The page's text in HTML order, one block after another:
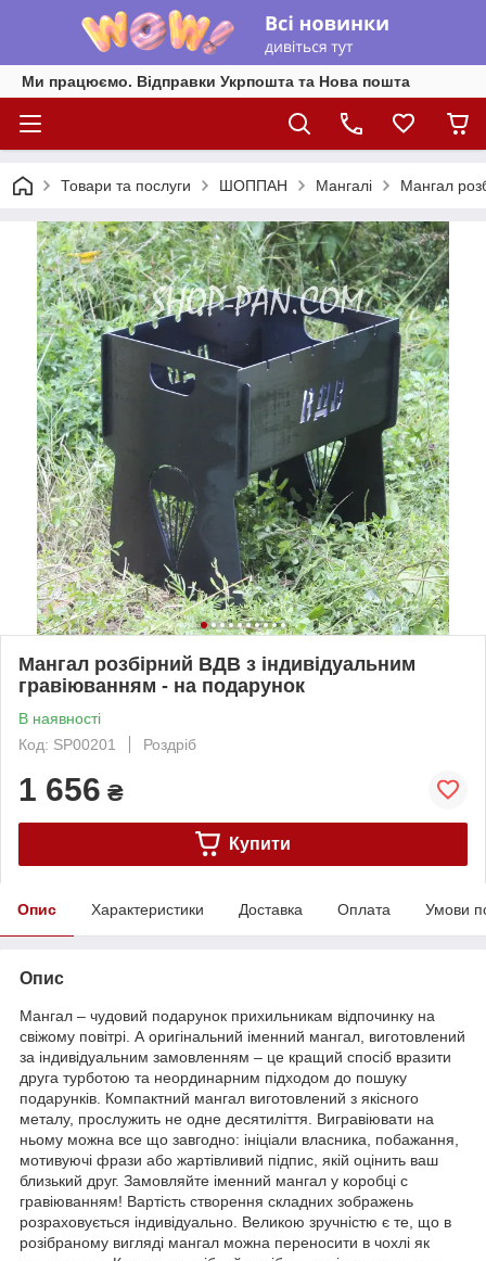
Ми працюємо. Відправки Укрпошта та Нова пошта
Товари та послуги ШОППАН Мангалі Мангал
Мангал розбірний ВДВ з індивідуальним
гравіюванням - на подарунок
В наявності
Код: SP00201
Роздріб
1 656 ₴
Купити
Опис Характеристики Доставка Оплата Умови
Опис
Мангал – чудовий подарунок прихильникам відпочинку на
свіжому повітрі. А оригінальний іменний мангал, виготовлений
за індивідуальним замовленням – це кращий спосіб вразити
друга турботою та неординарним підходом до пошуку
подарунків. Компактний мангал виготовлений з якісного
металу, прослужить не одне десятиліття. Вигравіювати на
ньому можна все що завгодно: ініціали власника, побажання,
мотивуючі фрази або жартівливий підпис, якій оцінить ваш
близький друг. Замовляйте іменний мангал у коробці с
гравіюванням! Вартість створення складних зображень
розраховується індивідуально. Великою зручністю є те, що в
розібраному вигляді мангал можна переносити в чохлі як